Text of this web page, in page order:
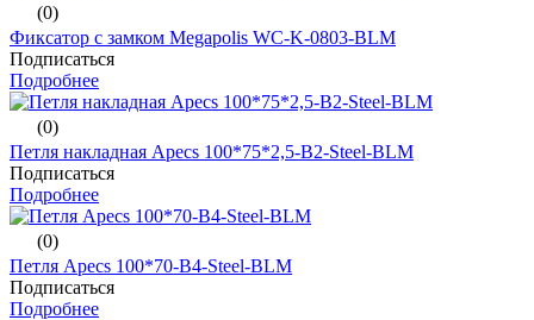
(0)
Фиксатор с замком Megapolis WC-K-0803-BLM
Подписаться
Подробнее
(0)
Петля накладная Apecs 100*75*2,5-B2-Steel-BLM
Подписаться
Подробнее
(0)
Петля Apecs 100*70-B4-Steel-BLM
Подписаться
Подробнее